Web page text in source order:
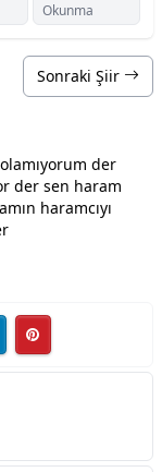
Okunma
Sonraki Şiir
der
der sen haram
haramcıyı